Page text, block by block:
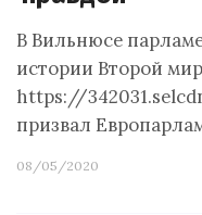
В Вильнюсе
истории Второй
https://
призвал
08/05/2020